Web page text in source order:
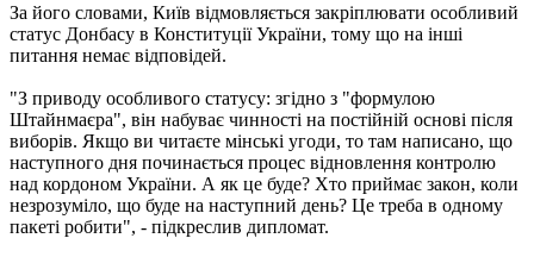
За його словами, Київ відмовляється закріплювати особливий
статус Донбасу в Конституції України, тому що на інші
питання немає відповідей.
"З приводу особливого статусу: згідно з "формулою
Штайнмаєра", він набуває чинності на постійній основі після
виборів. Якщо ви читаєте мінські угоди, то там написано, що
наступного дня починається процес відновлення контролю
над кордоном України. А як це буде? Хто приймає закон, коли
незрозуміло, що буде на наступний день? Це треба в одному
пакеті робити", - підкреслив дипломат.